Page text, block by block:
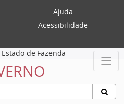
Ajuda
Acessibilidade
de Fazenda